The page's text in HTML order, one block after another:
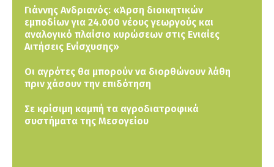
Γιάννης Ανδριανός: «Άρση διοικητικών
εμποδίων για 24.000 νέους γεωργούς και
αναλογικό πλαίσιο κυρώσεων στις Ενιαίες
Αιτήσεις Ενίσχυσης»
Οι αγρότες θα μπορούν να διορθώνουν λάθη
πριν χάσουν την επιδότηση
Σε κρίσιμη καμπή τα αγροδιατροφικά
συστήματα της Μεσογείου